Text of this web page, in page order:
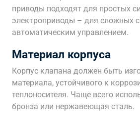
приводы подходят для простых
электроприводы – для сложных
автоматическим управлением.
Материал корпуса
Корпус клапана должен быть
материала, устойчивого к
теплоносителя. Чаще всего
бронза или нержавеющая сталь.